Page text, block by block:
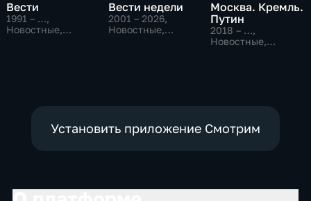
Вести
1991 – …,
Новостные,
Вести недели
2001 – 2026,
Новостные,
Москва. Кремль.
Путин
2018 – …,
Новостные,
Установить приложение Смотрим